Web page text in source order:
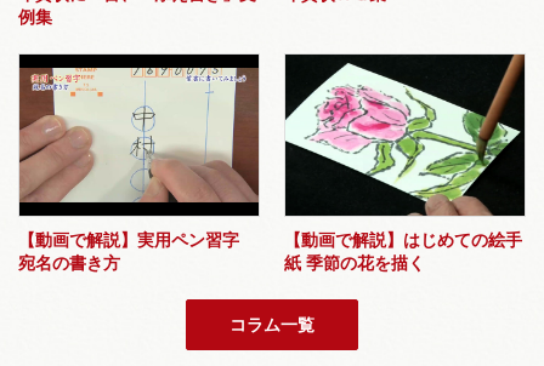
例集
【動画で解説】実用ペン習字
宛名の書き方
【動画で解説】はじめての絵手
紙 季節の花を描く
コラム一覧